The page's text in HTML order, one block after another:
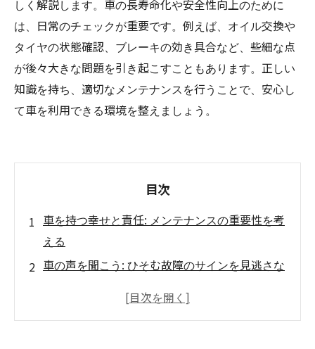
しく解説します。車の長寿命化や安全性向上のために
は、日常のチェックが重要です。例えば、オイル交換や
タイヤの状態確認、ブレーキの効き具合など、些細な点
が後々大きな問題を引き起こすこともあります。正しい
知識を持ち、適切なメンテナンスを行うことで、安心し
て車を利用できる環境を整えましょう。
目次
車を持つ幸せと責任: メンテナンスの重要性を考
える
車の声を聞こう: ひそむ故障のサインを見逃さな
日本の気候と道路がもたらす影響: 車の寿命を守